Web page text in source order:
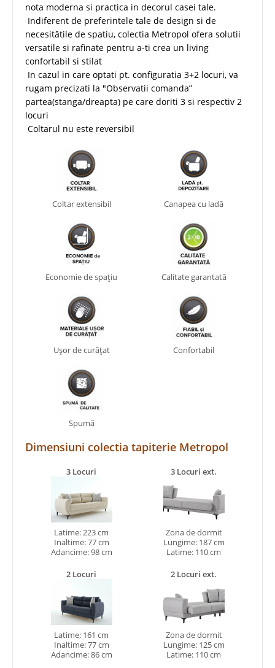
nota moderna si practica in decorul casei tale.
Indiferent de preferintele tale de design si de
necesitătile de spatiu, colectia Metropol ofera solutii
versatile si rafinate pentru a-ti crea un living
confortabil si stilat
In cazul in care optati pt. configuratia 3+2 locuri, va
rugam precizati la "Observatii comanda”
partea(stanga/dreapta) pe care doriti 3 si respectiv 2
locuri
Coltarul nu este reversibil
Coltar extensibil Canapea cu ladă
Economie de spațiu Calitate garantată
Ușor de curățat Confortabil
Spumă
Dimensiuni colectia tapiterie Metropol
3 Locuri
Latime: 223 cm
Inaltime: 77 cm
Adancime: 98 cm
3 Locuri ext.
Zona de dormit
Lungime: 187 cm
Latime: 110 cm
2 Locuri
Latime: 161 cm
Inaltime: 77 cm
Adancime: 86 cm
2 Locuri ext.
Zona de dormit
Lungime: 125 cm
Latime: 110 cm